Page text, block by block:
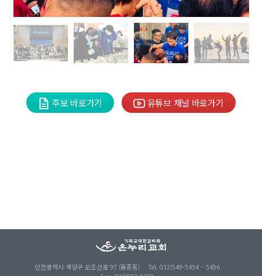
주보 바로가기 유튜브 채널 바로가기
인천광역시 계양구 오조산로 97 (용종동)
Tel. 032)549-5454 ~ 5456